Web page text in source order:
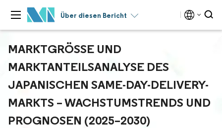
Über diesen Bericht
MARKTGRÖSSE UND M
ARKTANTEILSANALYSE DES J
APANISCHEN SAME-DAY-DELIVERY-M
ARKTS – WACHSTUMSTRENDS UND P
ROGNOSEN (2025–2030)